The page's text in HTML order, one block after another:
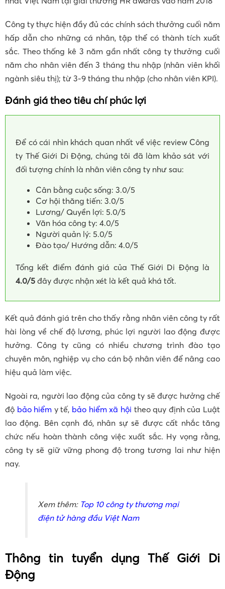
Công ty thực hiện đầy đủ các chính sách thưởng cuối năm
hấp dẫn cho những cá nhân, tập thể có thành tích xuất
sắc. Theo thống kê 3 năm gần nhất công ty thưởng cuối
năm cho nhân viên đến 3 tháng thu nhập (nhân viên khối
ngành siêu thị); từ 3-9 tháng thu nhập (cho nhân viên KPI).
Đánh giá theo tiêu chí phúc lợi
Để có cái nhìn khách quan nhất về việc review Công
ty Thế Giới Di Động, chúng tôi đã làm khảo sát với
đối tượng chính là nhân viên công ty như sau:
Cân bằng cuộc sống: 3.0/5
Cơ hội thăng tiến: 3.0/5
Lương/ Quyền lợi: 5.0/5
Văn hóa công ty: 4.0/5
Người quản lý: 5.0/5
Đào tạo/ Hướng dẫn: 4.0/5
Tổng kết điểm đánh giá của Thế Giới Di Động là
4.0/5 đây được nhận xét là kết quả khá tốt.
Kết quả đánh giá trên cho thấy rằng nhân viên công ty rất
hài lòng về chế độ lương, phúc lợi người lao động được
hưởng. Công ty cũng có nhiều chương trình đào tạo
chuyên môn, nghiệp vụ cho cán bộ nhân viên để nâng cao
hiệu quả làm việc.
Ngoài ra, người lao động của công ty sẽ được hưởng chế
độ bảo hiểm y tế, bảo hiểm xã hội theo quy định của Luật
lao động. Bên cạnh đó, nhân sự sẽ được cất nhắc tăng
chức nếu hoàn thành công việc xuất sắc. Hy vọng rằng,
công ty sẽ giữ vững phong độ trong tương lai như hiện
nay.
Xem thêm: Top 10 công ty thương mại
điện tử hàng đầu Việt Nam
Thông tin tuyển dụng Thế Giới Di
Động